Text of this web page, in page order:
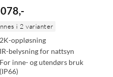
2A maks, 50/60 Hz (1)
,-
i 2 varianter
2K-oppløsning
IR-belysning for nattsyn
For inne- og utendørs bruk
(IP66)